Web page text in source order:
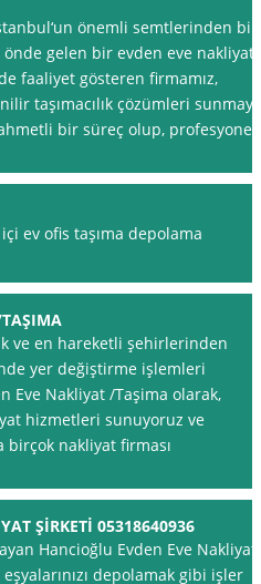
önemli semtlerinden biri
gelen bir evden eve nakliyat
faaliyet gösteren firmamız,
taşımacılık çözümleri sunmayı
bir süreç olup, profesyonel
ev ofis taşıma depolama
ve en hareketli şehirlerinden
yer değiştirme işlemleri
Eve Nakliyat /Taşima olarak,
hizmetleri sunuyoruz ve
birçok nakliyat firması
ŞİRKETİ 05318640936
Hancioğlu Evden Eve Nakliyat
depolamak gibi işler